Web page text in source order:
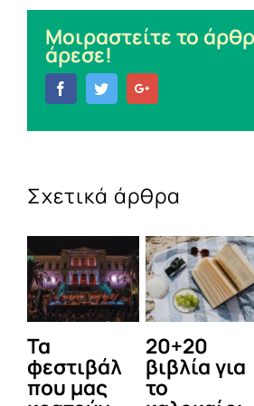
Μοιραστείτε το
άρεσε!
FacebookTwitter
Σχετικά άρθρα
Τα
φεστιβάλ
που μας
20+20
βιβλία για
το